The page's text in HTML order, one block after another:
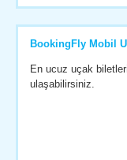
BookingFly Mobil
En ucuz uçak
ulaşabilirsiniz.